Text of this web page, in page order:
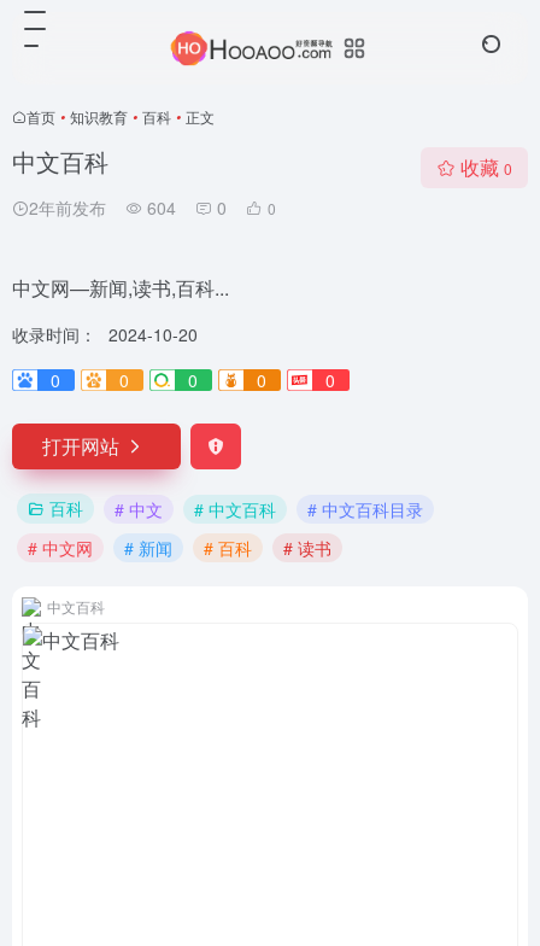
首页 • 知识教育 • 百科 • 正文
中文百科
2年前发布 604 0 0
收藏 0
中文网—新闻,读书,百科...
收录时间：
2024-10-20
0
0 0 0 0
打开网站
百科 # 中文 # 中文百科
# 中文百科目录
# 中文网
# 新闻 # 百科 # 读书
中文百科